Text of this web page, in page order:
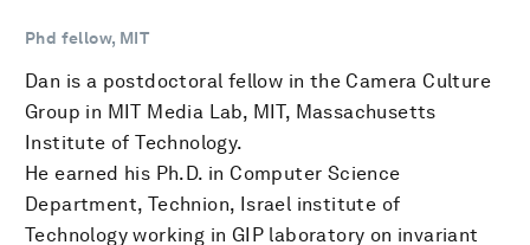
Phd fellow, MIT
Dan is a postdoctoral fellow in the Camera Culture
Group in MIT Media Lab, MIT, Massachusetts
Institute of Technology.
He earned his Ph.D. in Computer Science
Department, Technion, Israel institute of
Technology working in GIP laboratory on invariant